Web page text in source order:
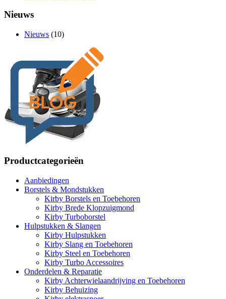
Nieuws
Nieuws (10)
Productcategorieën
Aanbiedingen
Borstels & Mondstukken
Kirby Borstels en Toebehoren
Kirby Brede Klopzuigmond
Kirby Turboborstel
Hulpstukken & Slangen
Kirby Hulpstukken
Kirby Slang en Toebehoren
Kirby Steel en Toebehoren
Kirby Turbo Accessoires
Onderdelen & Reparatie
Kirby Achterwielaandrijving en Toebehoren
Kirby Behuizing